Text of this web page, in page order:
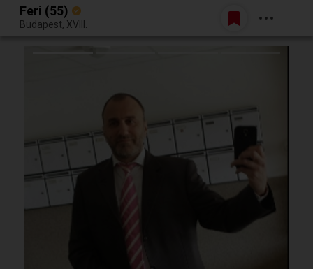
Egy jó randiból bármi lehet.
Belépés
Feri (55)
Budapest, XVIII.